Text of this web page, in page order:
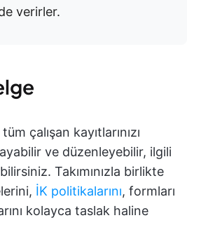
verirler.
çalışan kayıtlarınızı
ve düzenleyebilir, ilgili
Takımınızla birlikte
İK politikalarını, formları
kolayca taslak haline